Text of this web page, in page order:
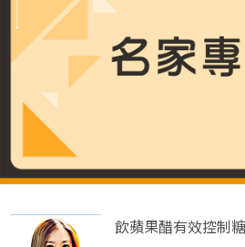
飲蘋果醋有效控制